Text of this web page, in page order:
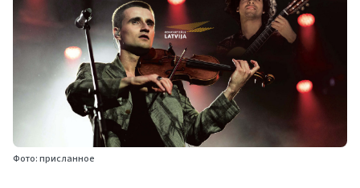
Фото: присланное